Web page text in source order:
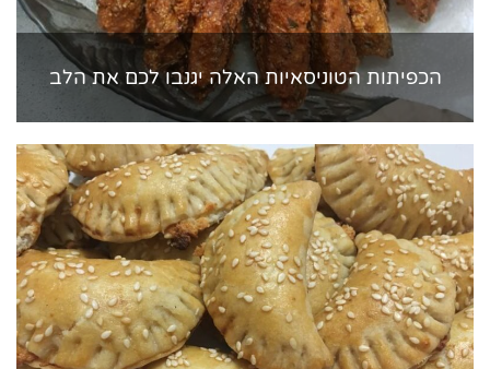
הכפיתות הטוניסאיות האלה יגנבו לכם את הלב